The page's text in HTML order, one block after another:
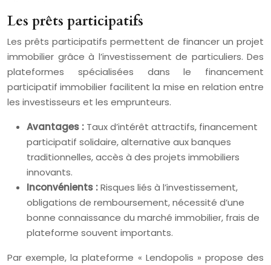
Les prêts participatifs
Les prêts participatifs permettent de financer un projet
immobilier grâce à l’investissement de particuliers. Des
plateformes spécialisées dans le financement
participatif immobilier facilitent la mise en relation entre
les investisseurs et les emprunteurs.
Avantages : Taux d’intérêt attractifs, financement
participatif solidaire, alternative aux banques
traditionnelles, accès à des projets immobiliers
innovants.
Inconvénients :Risques liés à l’investissement,
obligations de remboursement, nécessité d’une
bonne connaissance du marché immobilier, frais de
plateforme souvent importants.
Par exemple, la plateforme « Lendopolis » propose des